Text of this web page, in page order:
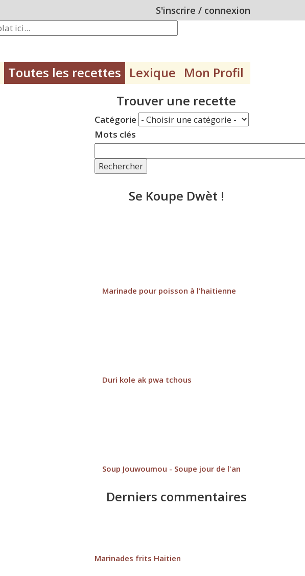
S'inscrire / connexion
Toutes les recettes Lexique Mon Profil
Trouver une recette
Catégorie
Mots clés
Rechercher
Se Koupe Dwèt !
Marinade pour poisson à l'haitienne
Duri kole ak pwa tchous
Soup Jouwoumou - Soupe jour de l'an
Derniers commentaires
Marinades frits Haitien